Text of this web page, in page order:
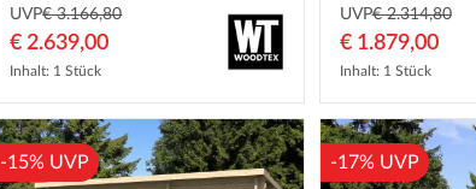
UVP€ 3.166,80
€ 2.639,00
Inhalt: 1 Stück
UVP€ 2.314,80
€ 1.879,00
Inhalt: 1 Stück
-15% UVP -17% UVP